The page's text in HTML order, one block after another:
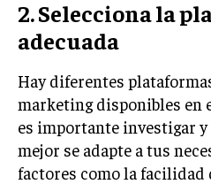
GESTIÓN DE
SUMINISTRO
LOGÍSTICA
CALIDAD Y MEJORA
TALENTOS
RECURSOS
2. Selecciona la
adecuada
Hay diferentes
marketing disponibles en
es importante investigar
mejor se adapte a tus
factores como la facilidad